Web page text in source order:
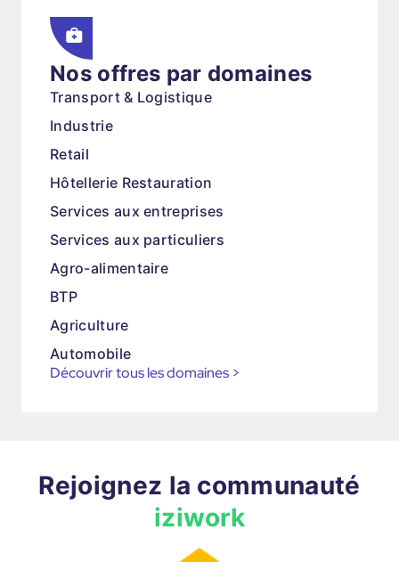
Nos offres par domaines
Transport & Logistique
Industrie
Retail
Hôtellerie Restauration
Services aux entreprises
Services aux particuliers
Agro-alimentaire
BTP
Agriculture
Automobile
Découvrir tous les domaines >
Rejoignez la communauté
iziwork